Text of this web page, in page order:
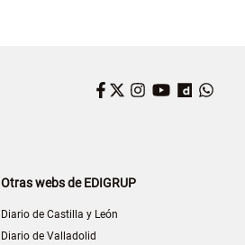
Facebook
Twitter
Instagram
YouTube
Otras webs de EDIGRUP
Diario de Castilla y León
Diario de Valladolid